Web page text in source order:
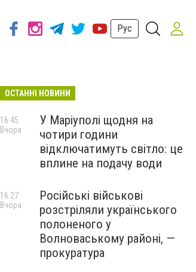
Рус
ОСТАННІ НОВИНИ
У Маріуполі щодня на
чотири години
відключатимуть світло: це
вплине на подачу води
16:45
Вчора
Російські військові
розстріляли українського
полоненого у
Волноваському районі, —
прокуратура
16:27
Вчора